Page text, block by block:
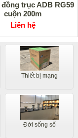
đồng trục ADB RG59
cuộn 200m
Liên hệ
Thiết bị mạng
Đời sống số